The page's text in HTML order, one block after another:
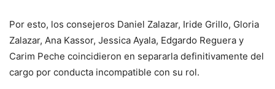
Por esto, los consejeros Daniel Zalazar, Iride Grillo, Gloria
Zalazar, Ana Kassor, Jessica Ayala, Edgardo Reguera y
Carim Peche coincidieron en separarla definitivamente del
cargo por conducta incompatible con su rol.